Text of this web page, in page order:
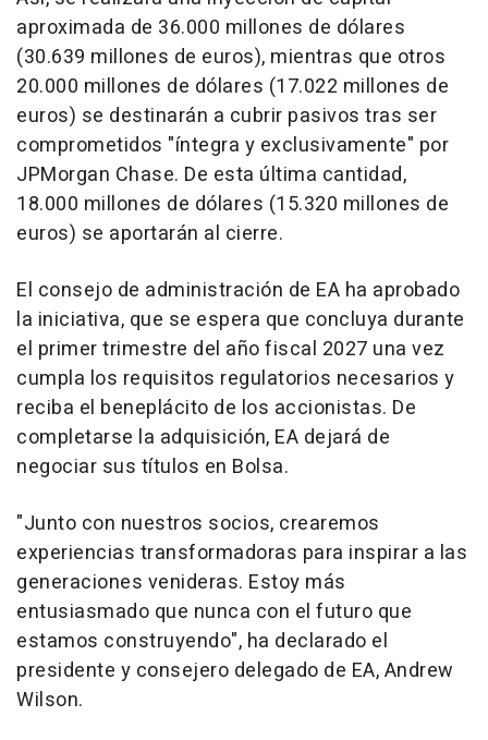
aproximada de 36.000 millones de dólares
(30.639 millones de euros), mientras que otros
20.000 millones de dólares (17.022 millones de
euros) se destinarán a cubrir pasivos tras ser
comprometidos "íntegra y exclusivamente" por
JPMorgan Chase. De esta última cantidad,
18.000 millones de dólares (15.320 millones de
euros) se aportarán al cierre.
El consejo de administración de EA ha aprobado
la iniciativa, que se espera que concluya durante
el primer trimestre del año fiscal 2027 una vez
cumpla los requisitos regulatorios necesarios y
reciba el beneplácito de los accionistas. De
completarse la adquisición, EA dejará de
negociar sus títulos en Bolsa.
"Junto con nuestros socios, crearemos
experiencias transformadoras para inspirar a las
generaciones venideras. Estoy más
entusiasmado que nunca con el futuro que
estamos construyendo", ha declarado el
presidente y consejero delegado de EA, Andrew
Wilson.